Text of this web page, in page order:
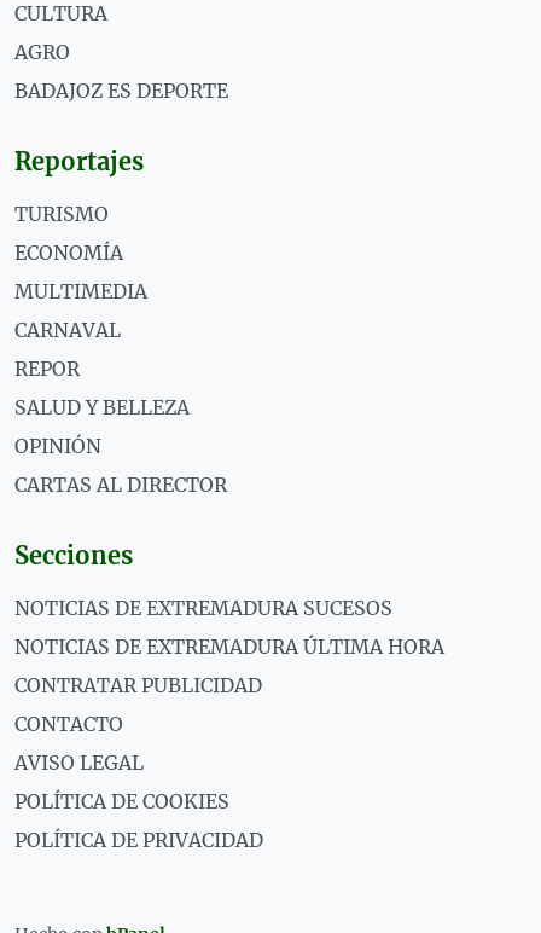
CULTURA
AGRO
BADAJOZ ES DEPORTE
Reportajes
TURISMO
ECONOMÍA
MULTIMEDIA
CARNAVAL
REPOR
SALUD Y BELLEZA
OPINIÓN
CARTAS AL DIRECTOR
Secciones
NOTICIAS DE EXTREMADURA SUCESOS
NOTICIAS DE EXTREMADURA ÚLTIMA HORA
CONTRATAR PUBLICIDAD
CONTACTO
AVISO LEGAL
POLÍTICA DE COOKIES
POLÍTICA DE PRIVACIDAD